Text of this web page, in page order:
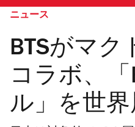
ニュース
BTSがマク
コラボ、「
ル」を世界